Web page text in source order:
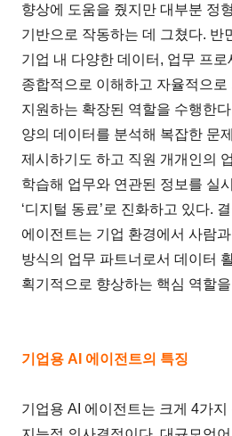
향상에 도움을 줬지만 대부분 정
기반으로 작동하는 데 그쳤다. 반
기업 내 다양한 데이터, 업무 프
종합적으로 이해하고 자율적으
지원하는 확장된 역할을 수행한
양의 데이터를 분석해 복잡한 문
제시하기도 하고 직원 개개인의
학습해 업무와 연관된 정보를 실
‘디지털 동료’로 진화하고 있다.
에이전트는 기업 환경에서 사람
방식의 업무 파트너로서 데이터
획기적으로 향상하는 핵심 역할
기업용 AI 에이전트의 특징
기업용 AI 에이전트는 크게 4가